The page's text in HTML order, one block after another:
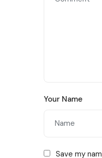
Your Name
Save my